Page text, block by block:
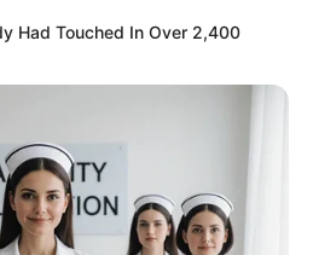
Had Touched In Over 2,400